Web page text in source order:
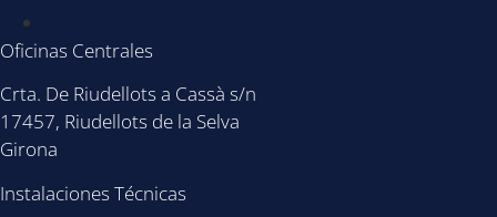
Oficinas Centrales
Crta. De Riudellots a Cassà s/n
17457, Riudellots de la Selva
Girona
Instalaciones Técnicas